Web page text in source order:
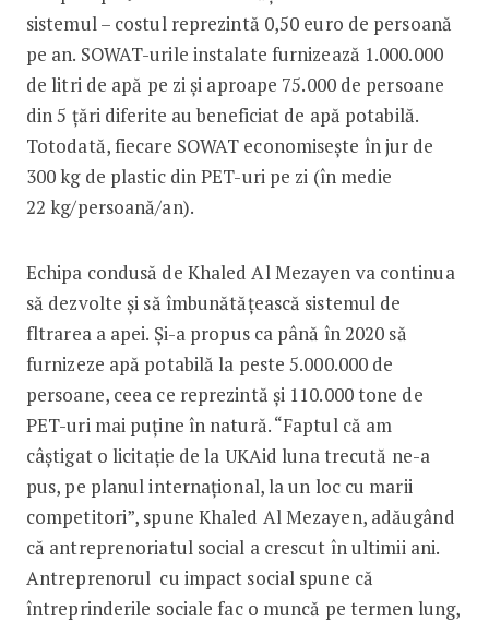
sistemul – costul reprezintă 0,50 euro de persoană
pe an. SOWAT-urile instalate furnizează 1.000.000
de litri de apă pe zi și aproape 75.000 de persoane
din 5 țări diferite au beneficiat de apă potabilă.
Totodată, fiecare SOWAT economisește în jur de
300 kg de plastic din PET-uri pe zi (în medie
22 kg/persoană/an).
Echipa condusă de Khaled Al Mezayen va continua
să dezvolte și să îmbunătățească sistemul de
fltrarea a apei. Și-a propus ca până în 2020 să
furnizeze apă potabilă la peste 5.000.000 de
persoane, ceea ce reprezintă și 110.000 tone de
PET-uri mai puține în natură. “Faptul că am
câștigat o licitație de la UKAid luna trecută ne-a
pus, pe planul internațional, la un loc cu marii
competitori”, spune Khaled Al Mezayen, adăugând
că antreprenoriatul social a crescut în ultimii ani.
Antreprenorul cu impact social spune că
întreprinderile sociale fac o muncă pe termen lung,